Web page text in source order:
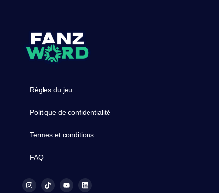
Règles du jeu
Politique de confidentialité
Termes et conditions
FAQ